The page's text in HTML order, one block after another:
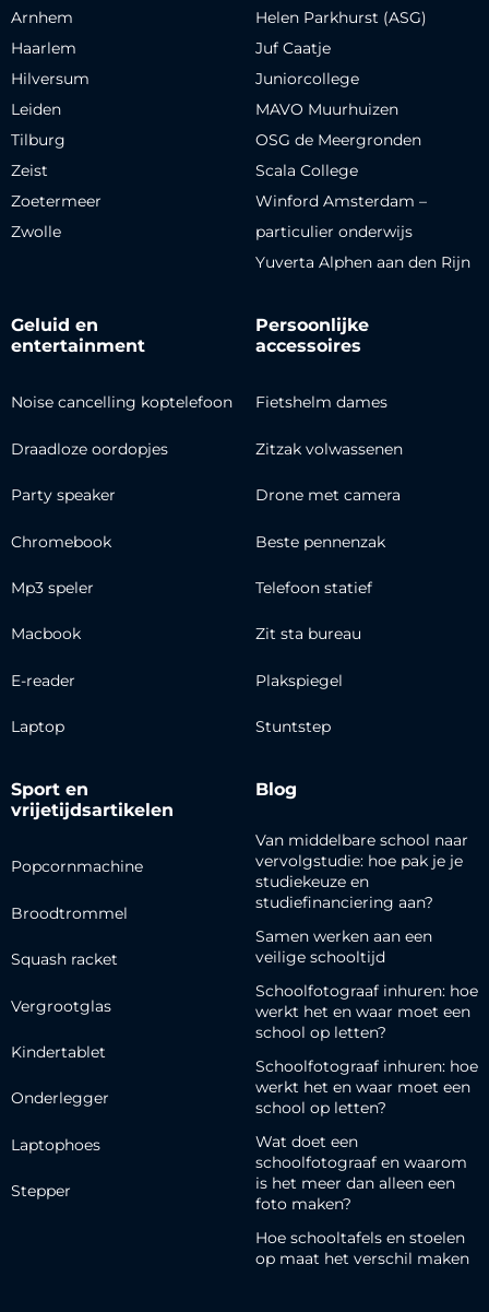
Arnhem
Haarlem
Hilversum
Leiden
Tilburg
Zeist
Zoetermeer
Zwolle
Helen Parkhurst (ASG)
Juf Caatje
Juniorcollege
MAVO Muurhuizen
OSG de Meergronden
Scala College
Winford Amsterdam –
particulier onderwijs
Yuverta Alphen aan den Rijn
Geluid en
entertainment
Noise cancelling koptelefoon
Draadloze oordopjes
Party speaker
Chromebook
Mp3 speler
Macbook
E-reader
Laptop
Persoonlijke
accessoires
Fietshelm dames
Zitzak volwassenen
Drone met camera
Beste pennenzak
Telefoon statief
Zit sta bureau
Plakspiegel
Stuntstep
Sport en
vrijetijdsartikelen
Popcornmachine
Broodtrommel
Squash racket
Vergrootglas
Kindertablet
Onderlegger
Laptophoes
Stepper
Blog
Van middelbare school naar
vervolgstudie: hoe pak je je
studiekeuze en
studiefinanciering aan?
Samen werken aan een
veilige schooltijd
Schoolfotograaf inhuren: hoe
werkt het en waar moet een
school op letten?
Schoolfotograaf inhuren: hoe
werkt het en waar moet een
school op letten?
Wat doet een
schoolfotograaf en waarom
is het meer dan alleen een
foto maken?
Hoe schooltafels en stoelen
op maat het verschil maken